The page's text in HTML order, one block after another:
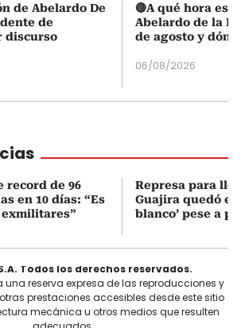
de Abelardo De
de
discurso
🔴A qué hora es
Abelardo de la
de agosto y
06/08/2026
record de 96
en 10 días: “Es
Represa para
Guajira quedó en
blanco’ pese a
Todos los derechos reservados.
una reserva expresa de las reproducciones y
prestaciones accesibles desde este sitio
mecánica u otros medios que resulten